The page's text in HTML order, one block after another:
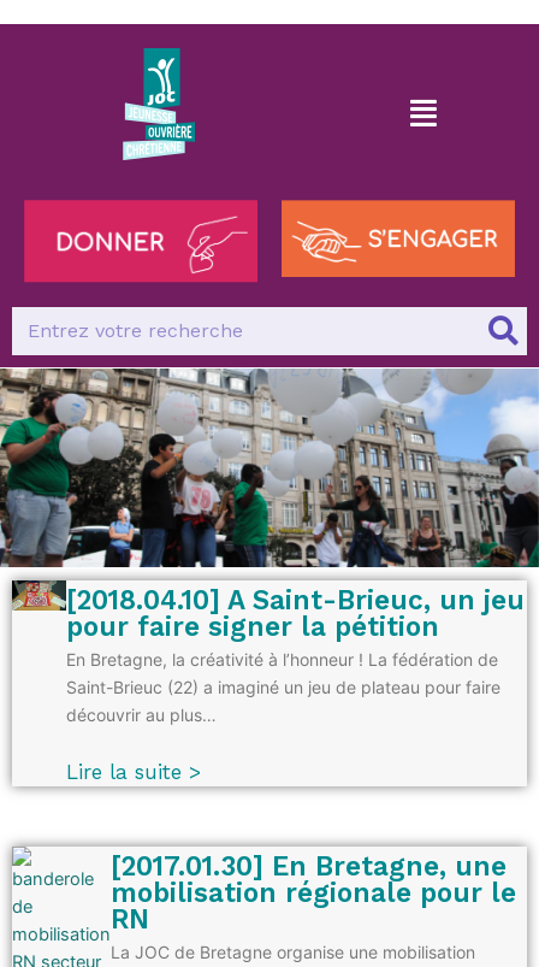
[2018.04.10] A Saint-Brieuc, un jeu
pour faire signer la pétition
En Bretagne, la créativité à l’honneur ! La fédération de
Saint-Brieuc (22) a imaginé un jeu de plateau pour faire
découvrir au plus…
Lire la suite >
[2017.01.30] En Bretagne, une
mobilisation régionale pour le
RN
La JOC de Bretagne organise une mobilisation